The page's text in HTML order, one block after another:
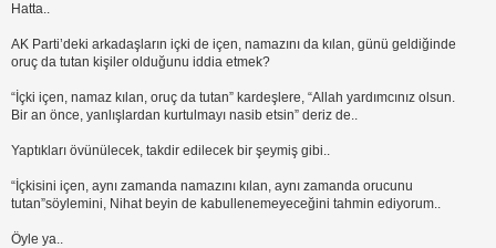
Hatta..
AK Parti’deki arkadaşların içki de içen, namazını da kılan, günü geldiğinde
oruç da tutan kişiler olduğunu iddia etmek?
“İçki içen, namaz kılan, oruç da tutan” kardeşlere, “Allah yardımcınız olsun.
Bir an önce, yanlışlardan kurtulmayı nasib etsin” deriz de..
Yaptıkları övünülecek, takdir edilecek bir şeymiş gibi..
“İçkisini içen, aynı zamanda namazını kılan, aynı zamanda orucunu
tutan”söylemini, Nihat beyin de kabullenemeyeceğini tahmin ediyorum..
Öyle ya..